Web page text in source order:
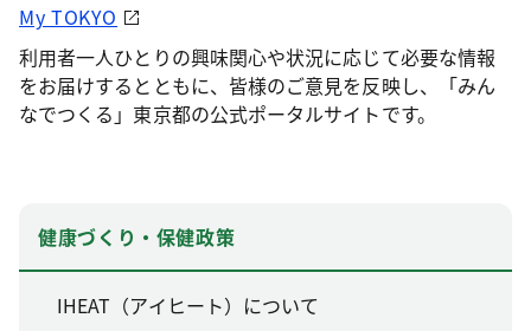
My TOKYO
利用者一人ひとりの興味関心や状況に応じて必要な情報
をお届けするとともに、皆様のご意見を反映し、「みん
なでつくる」東京都の公式ポータルサイトです。
健康づくり・保健政策
IHEAT（アイヒート）について